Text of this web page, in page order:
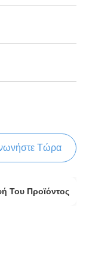
Τώρα
Του Προϊόντος